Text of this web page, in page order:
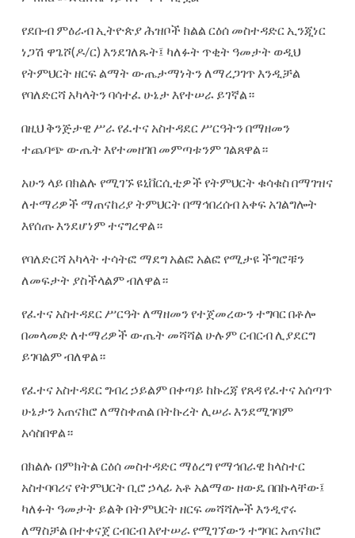
የደቡብ ምዕራብ ኢትዮጵያ ሕዝቦች ክልል ርዕሰ መስተዳድር ኢንጂነር
ነጋሽ ዋጌሾ(ዶ/ር) እንደገለጹት፤ ካለፉት ጥቂት ዓመታት ወዲህ
የትምህርት ዘርፍ ልማት ውጤታማነትን ለማረጋገጥ እንዲቻል
የባለድርሻ አካላትን ባሳተፈ ሁኔታ እየተሠራ ይገኛል።
በዚህ ቅንጅታዊ ሥራ የፈተና አስተዳደር ሥርዓትን በማዘመን
ተጨባጭ ውጤት እየተመዘገበ መምጣቱንም ገልጸዋል።
አሁን ላይ በክልሉ የሚገኙ ዩኒቨርሲቲዎች የትምህርት ቁሳቁስ በማገዝና
ለተማሪዎች ማጠናከሪያ ትምህርት በማኅበረሰብ አቀፍ አገልግሎት
እየሰጡ እንደሆነም ተናግረዋል።
የባለድርሻ አካላት ተሳትፎ ማደግ አልፎ አልፎ የሚታዩ ችግሮቹን
ለመፍታት ያስችላልም ብለዋል።
የፈተና አስተዳደር ሥርዓት ለማዘመን የተጀመረውን ተግባር በቶሎ
በመላመድ ለተማሪዎች ውጤት መሻሻል ሁሉም ርብርብ ሊያደርግ
ይገባልም ብለዋል።
የፈተና አስተዳደር ግብረ ኃይልም በቀጣይ ከኩረጃ የጸዳ የፈተና አሰጣጥ
ሁኔታን አጠናክሮ ለማስቀጠል በትኩረት ሊሠራ እንደሚገባም
አሳስበዋል።
በክልሉ በምክትል ርዕሰ መስተዳድር ማዕረግ የማኅበራዊ ክላስተር
አስተባባሪና የትምህርት ቢሮ ኃላፊ አቶ አልማው ዘውዴ በበኩላቸው፤
ካለፉት ዓመታት ይልቅ በትምህርት ዘርፍ መሻሻሎች እንዲኖሩ
ለማስቻል በተቀናጀ ርብርብ እየተሠራ የሚገኘውን ተግባር አጠናክሮ